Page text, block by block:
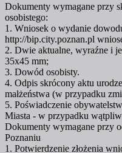
Dokumenty wymagane przy
osobistego:
1. Wniosek o wydanie
http://bip.city.poznan.pl
2. Dwie aktualne, wyraźne i
35x45 mm;
3. Dowód osobisty.
4. Odpis skrócony aktu
małżeństwa (w przypadku
5. Poświadczenie
Miasta - w przypadku
Dokumenty wymagane przy
Poznaniu
1. Potwierdzenie złożenia